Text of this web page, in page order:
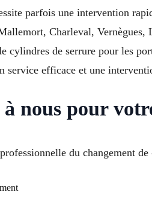
parfois une intervention
Charleval,
cylindres de serrure pour les
service efficace et une
nous pour
du changement